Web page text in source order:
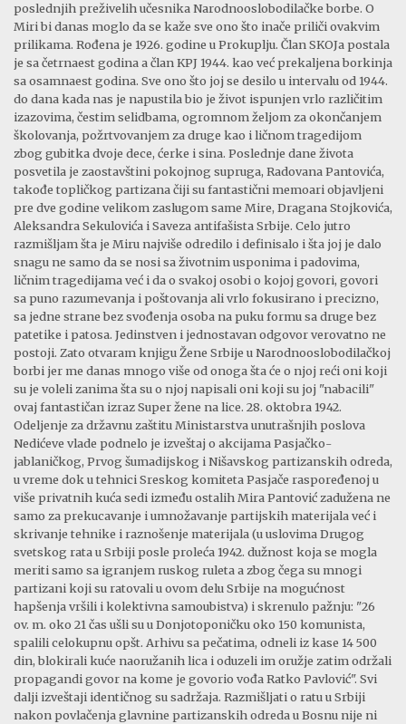
poslednjih preživelih učesnika Narodnooslobodilačke borbe. O
Miri bi danas moglo da se kaže sve ono što inače priliči ovakvim
prilikama. Rođena je 1926. godine u Prokuplju. Član SKOJa postala
je sa četrnaest godina a član KPJ 1944. kao već prekaljena borkinja
sa osamnaest godina. Sve ono što joj se desilo u intervalu od 1944.
do dana kada nas je napustila bio je život ispunjen vrlo različitim
izazovima, čestim selidbama, ogromnom željom za okončanjem
školovanja, požrtvovanjem za druge kao i ličnom tragedijom
zbog gubitka dvoje dece, ćerke i sina. Poslednje dane života
posvetila je zaostavštini pokojnog supruga, Radovana Pantovića,
takođe topličkog partizana čiji su fantastični memoari objavljeni
pre dve godine velikom zaslugom same Mire, Dragana Stojkovića,
Aleksandra Sekulovića i Saveza antifašista Srbije. Celo jutro
razmišljam šta je Miru najviše odredilo i definisalo i šta joj je dalo
snagu ne samo da se nosi sa životnim usponima i padovima,
ličnim tragedijama već i da o svakoj osobi o kojoj govori, govori
sa puno razumevanja i poštovanja ali vrlo fokusirano i precizno,
sa jedne strane bez svođenja osoba na puku formu sa druge bez
patetike i patosa. Jedinstven i jednostavan odgovor verovatno ne
postoji. Zato otvaram knjigu Žene Srbije u Narodnooslobodilačkoj
borbi jer me danas mnogo više od onoga šta će o njoj reći oni koji
su je voleli zanima šta su o njoj napisali oni koji su joj "nabacili"
ovaj fantastičan izraz Super žene na lice. 28. oktobra 1942.
Odeljenje za državnu zaštitu Ministarstva unutrašnjih poslova
Nedićeve vlade podnelo je izveštaj o akcijama Pasjačko-
jablaničkog, Prvog šumadijskog i Nišavskog partizanskih odreda,
u vreme dok u tehnici Sreskog komiteta Pasjače raspoređenoj u
više privatnih kuća sedi između ostalih Mira Pantović zadužena ne
samo za prekucavanje i umnožavanje partijskih materijala već i
skrivanje tehnike i raznošenje materijala (u uslovima Drugog
svetskog rata u Srbiji posle proleća 1942. dužnost koja se mogla
meriti samo sa igranjem ruskog ruleta a zbog čega su mnogi
partizani koji su ratovali u ovom delu Srbije na mogućnost
hapšenja vršili i kolektivna samoubistva) i skrenulo pažnju: "26
ov. m. oko 21 čas ušli su u Donjotoponičku oko 150 komunista,
spalili celokupnu opšt. Arhivu sa pečatima, odneli iz kase 14 500
din, blokirali kuće naoružanih lica i oduzeli im oružje zatim održali
propagandi govor na kome je govorio vođa Ratko Pavlović". Svi
dalji izveštaji identičnog su sadržaja. Razmišljati o ratu u Srbiji
nakon povlačenja glavnine partizanskih odreda u Bosnu nije ni